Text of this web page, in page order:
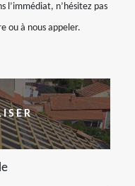
l’immédiat, n’hésitez pas
ou à nous appeler.